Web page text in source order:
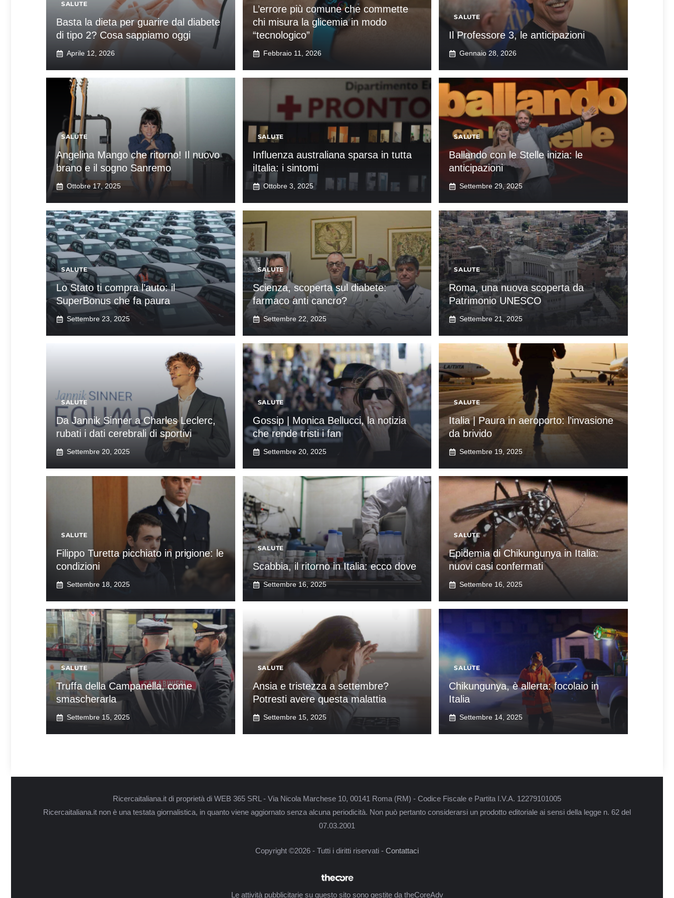
SALUTE
Basta la dieta per guarire dal diabete
di tipo 2? Cosa sappiamo oggi
Aprile 12, 2026
L’errore più comune che commette
chi misura la glicemia in modo
“tecnologico”
Febbraio 11, 2026
SALUTE
Il Professore 3, le anticipazioni
Gennaio 28, 2026
SALUTE
Angelina Mango che ritorno! Il nuovo
brano e il sogno Sanremo
Ottobre 17, 2025
SALUTE
Influenza australiana sparsa in tutta
iItalia: i sintomi
Ottobre 3, 2025
SALUTE
Ballando con le Stelle inizia: le
anticipazioni
Settembre 29, 2025
SALUTE
Lo Stato ti compra l’auto: il
SuperBonus che fa paura
Settembre 23, 2025
SALUTE
Scienza, scoperta sul diabete:
farmaco anti cancro?
Settembre 22, 2025
SALUTE
Roma, una nuova scoperta da
Patrimonio UNESCO
Settembre 21, 2025
SALUTE
Da Jannik Sinner a Charles Leclerc,
rubati i dati cerebrali di sportivi
Settembre 20, 2025
SALUTE
Gossip | Monica Bellucci, la notizia
che rende tristi i fan
Settembre 20, 2025
SALUTE
Italia | Paura in aeroporto: l’invasione
da brivido
Settembre 19, 2025
SALUTE
Filippo Turetta picchiato in prigione: le
condizioni
Settembre 18, 2025
SALUTE
Scabbia, il ritorno in Italia: ecco dove
Settembre 16, 2025
SALUTE
Epidemia di Chikungunya in Italia:
nuovi casi confermati
Settembre 16, 2025
SALUTE
Truffa della Campanella, come
smascherarla
Settembre 15, 2025
SALUTE
Ansia e tristezza a settembre?
Potresti avere questa malattia
Settembre 15, 2025
SALUTE
Chikungunya, è allerta: focolaio in
Italia
Settembre 14, 2025
Ricercaitaliana.it di proprietà di WEB 365 SRL - Via Nicola Marchese 10, 00141 Roma (RM) - Codice Fiscale e Partita I.V.A. 12279101005
Ricercaitaliana.it non è una testata giornalistica, in quanto viene aggiornato senza alcuna periodicità. Non può pertanto considerarsi un prodotto editoriale ai sensi della legge n. 62 del
07.03.2001
Copyright ©2026 - Tutti i diritti riservati - Contattaci
Le attività pubblicitarie su questo sito sono gestite da theCoreAdv